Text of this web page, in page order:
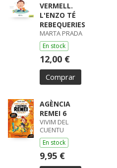
VERMELL.
L'ENZO TÉ
REBEQUERIES
MARTA PRADA
En stock
12,00 €
Comprar
AGÈNCIA
REMEI 6
VIVIM DEL
CUENTU
En stock
9,95 €